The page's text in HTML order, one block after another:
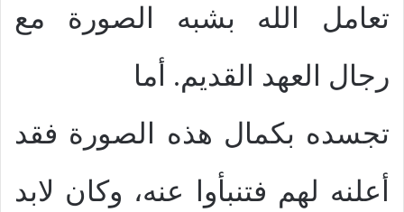
تعامل الله بشبه الصورة مع
رجال العهد القديم. أما
تجسده بكمال هذه الصورة فقد
أعلنه لهم فتنبأوا عنه، وكان لابد